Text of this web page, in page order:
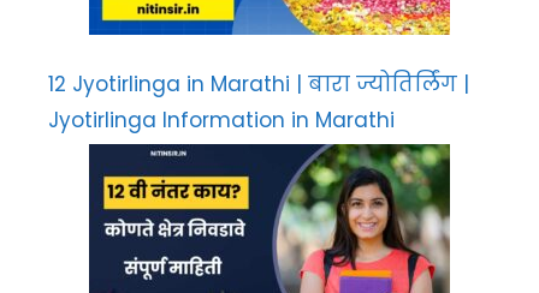
12 Jyotirlinga in Marathi | बारा ज्योतिर्लिंग |
Jyotirlinga Information in Marathi